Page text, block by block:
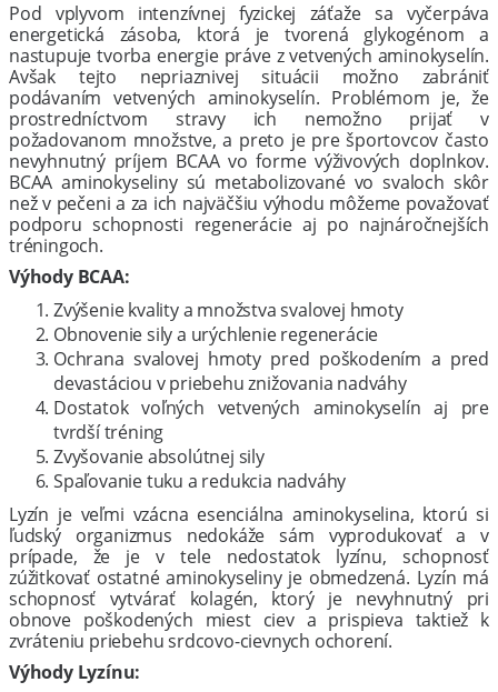
Pod vplyvom intenzívnej fyzickej záťaže sa vyčerpáva
energetická zásoba, ktorá je tvorená glykogénom a
nastupuje tvorba energie práve z vetvených aminokyselín.
Avšak tejto nepriaznivej situácii možno zabrániť
podávaním vetvených aminokyselín. Problémom je, že
prostredníctvom stravy ich nemožno prijať v
požadovanom množstve, a preto je pre športovcov často
nevyhnutný príjem BCAA vo forme výživových doplnkov.
BCAA aminokyseliny sú metabolizované vo svaloch skôr
než v pečeni a za ich najväčšiu výhodu môžeme považovať
podporu schopnosti regenerácie aj po najnáročnejších
tréningoch.
Výhody BCAA:
Zvýšenie kvality a množstva svalovej hmoty
Obnovenie sily a urýchlenie regenerácie
Ochrana svalovej hmoty pred poškodením a pred
devastáciou v priebehu znižovania nadváhy
Dostatok voľných vetvených aminokyselín aj pre
tvrdší tréning
Zvyšovanie absolútnej sily
Spaľovanie tuku a redukcia nadváhy
Lyzín je veľmi vzácna esenciálna aminokyselina, ktorú si
ľudský organizmus nedokáže sám vyprodukovať a v
prípade, že je v tele nedostatok lyzínu, schopnosť
zúžitkovať ostatné aminokyseliny je obmedzená. Lyzín má
schopnosť vytvárať kolagén, ktorý je nevyhnutný pri
obnove poškodených miest ciev a prispieva taktiež k
zvráteniu priebehu srdcovo-cievnych ochorení.
Výhody Lyzínu: